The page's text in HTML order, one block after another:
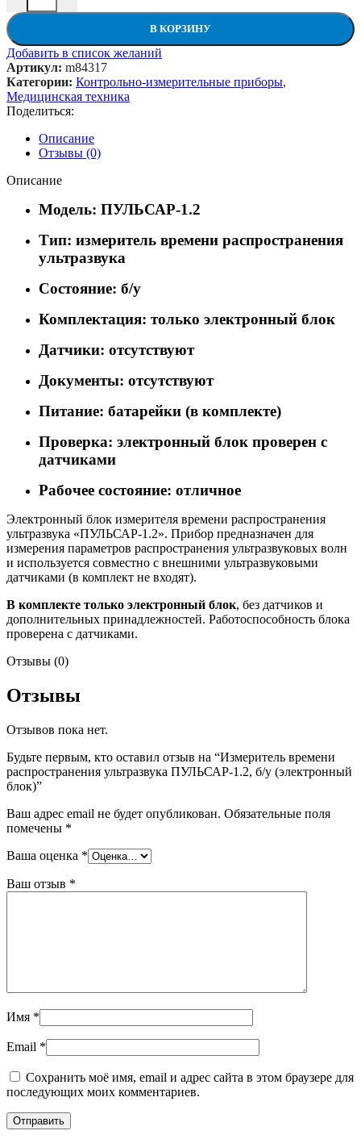
В КОРЗИНУ
Добавить в список желаний
Артикул: m84317
Категории: Контрольно-измерительные приборы,
Медицинская техника
Поделиться:
Описание
Отзывы (0)
Описание
Модель: ПУЛЬСАР-1.2
Тип: измеритель времени распространения
ультразвука
Состояние: б/у
Комплектация: только электронный блок
Датчики: отсутствуют
Документы: отсутствуют
Питание: батарейки (в комплекте)
Проверка: электронный блок проверен с
датчиками
Рабочее состояние: отличное
Электронный блок измерителя времени распространения
ультразвука «ПУЛЬСАР-1.2». Прибор предназначен для
измерения параметров распространения ультразвуковых волн
и используется совместно с внешними ультразвуковыми
датчиками (в комплект не входят).
В комплекте только электронный блок, без датчиков и
дополнительных принадлежностей. Работоспособность блока
проверена с датчиками.
Отзывы (0)
Отзывы
Отзывов пока нет.
Будьте первым, кто оставил отзыв на “Измеритель времени
распространения ультразвука ПУЛЬСАР-1.2, б/у (электронный
блок)”
Ваш адрес email не будет опубликован. Обязательные поля
помечены *
Ваша оценка *
Ваш отзыв *
Имя *
Email *
Сохранить моё имя, email и адрес сайта в этом браузере для
последующих моих комментариев.